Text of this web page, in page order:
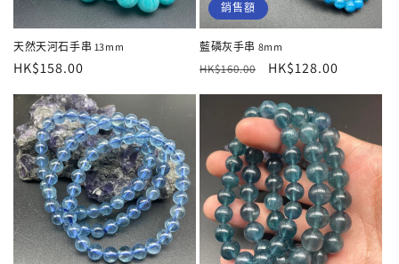
天然天河石手串 13mm
定
價
HK$158.00
銷售額
藍磷灰手串 8mm
定
價
HK$160.00
售
價
HK$128.00